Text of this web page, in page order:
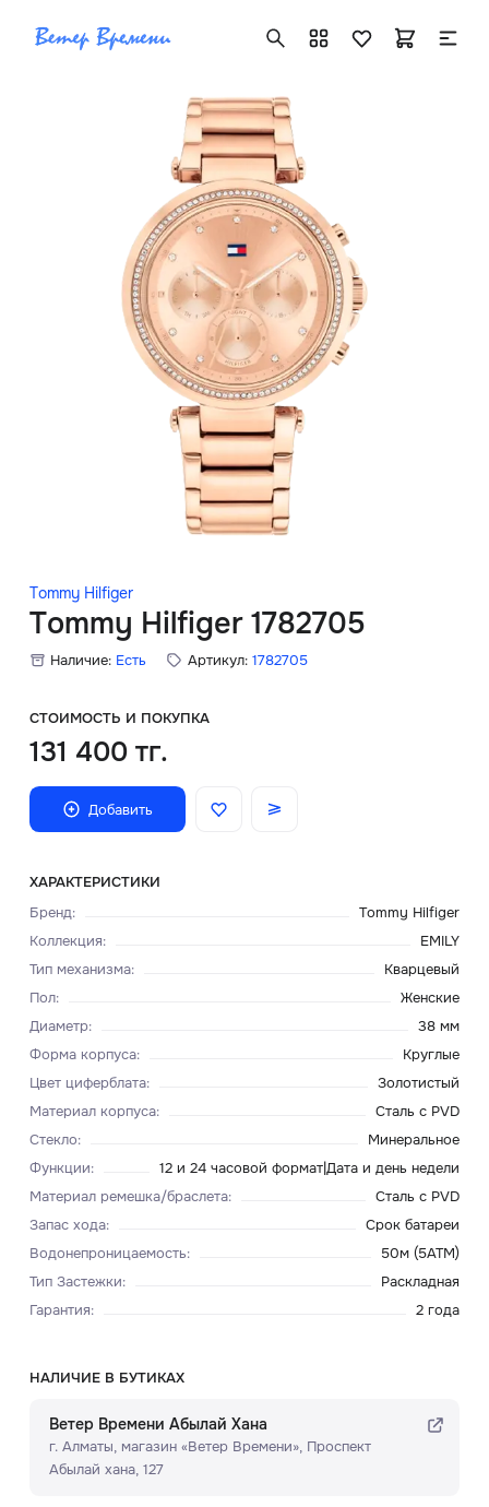
Tommy Hilfiger
Tommy Hilfiger 1782705
Наличие: Есть Артикул: 1782705
СТОИМОСТЬ И ПОКУПКА
131 400 тг.
Добавить
ХАРАКТЕРИСТИКИ
Бренд:
Tommy Hilfiger
Коллекция:
EMILY
Тип механизма:
Кварцевый
Пол:
Женские
Диаметр:
38 мм
Форма корпуса:
Круглые
Цвет циферблата:
Золотистый
Материал корпуса:
Сталь с PVD
Стекло:
Минеральное
Функции:
12 и 24 часовой формат|Дата и день недели
Материал ремешка/браслета:
Сталь с PVD
Запас хода:
Срок батареи
Водонепроницаемость:
50м (5ATM)
Тип Застежки:
Раскладная
Гарантия: 2 года
НАЛИЧИЕ В БУТИКАХ
Ветер Времени Абылай Хана
г. Алматы, ​магазин «Ветер Времени»​, Проспект
Абылай хана, 127
+7 ( 705 ) 181-42-50
info@vetervremeni.kz
Авторизация
Каталог
Мужские часы
Женские часы
Скидки
Главная
О нас